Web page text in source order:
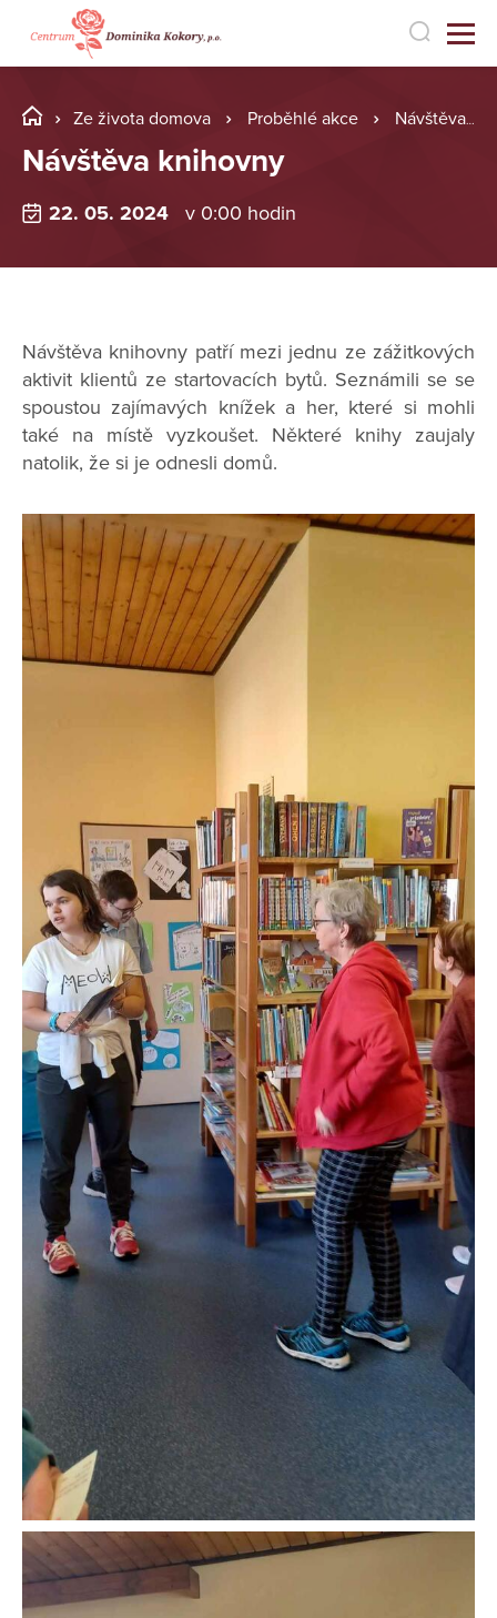
Ze života domova Proběhlé akce Návštěva knihovny
Návštěva knihovny
22. 05. 2024 v 0:00 hodin
Návštěva knihovny patří mezi jednu ze zážitkových
aktivit klientů ze startovacích bytů. Seznámili se se
spoustou zajímavých knížek a her, které si mohli
také na místě vyzkoušet. Některé knihy zaujaly
natolik, že si je odnesli domů.